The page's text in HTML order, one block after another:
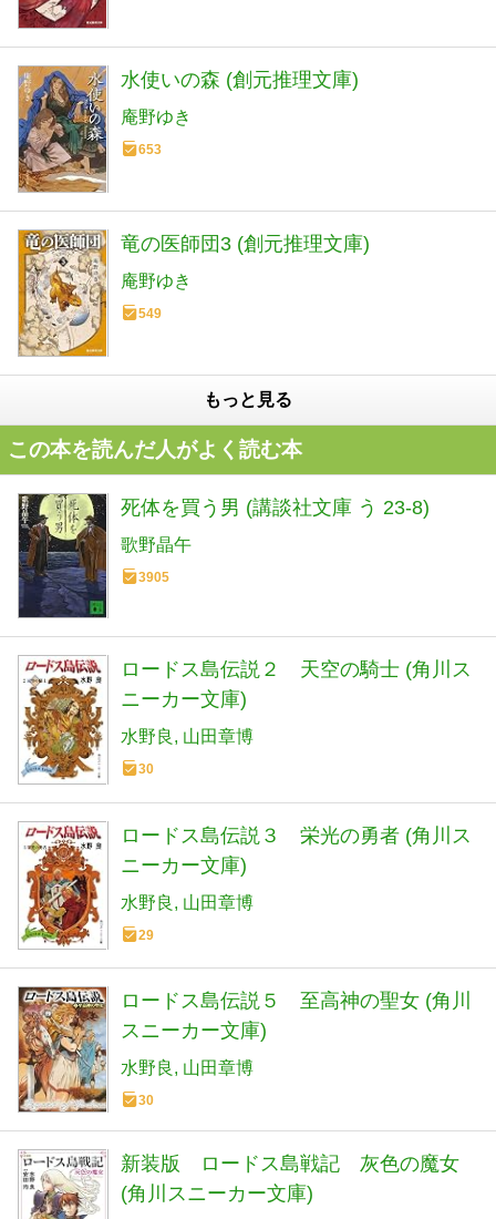
水使いの森 (創元推理文庫)
庵野ゆき
653
竜の医師団3 (創元推理文庫)
庵野ゆき
549
もっと見る
この本を読んだ人がよく読む本
死体を買う男 (講談社文庫 う 23-8)
歌野晶午
3905
ロードス島伝説２ 天空の騎士 (角川ス
ニーカー文庫)
水野良 山田章博
30
ロードス島伝説３ 栄光の勇者 (角川ス
ニーカー文庫)
水野良 山田章博
29
ロードス島伝説５ 至高神の聖女 (角川
スニーカー文庫)
水野良 山田章博
30
新装版 ロードス島戦記 灰色の魔女
(角川スニーカー文庫)